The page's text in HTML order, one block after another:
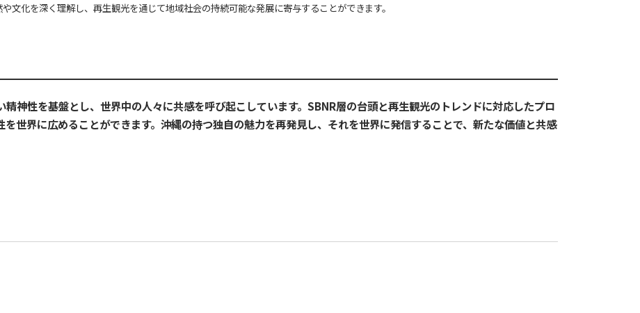
文化を深く理解し、再生観光を通じて地域社会の持続可能な発展に寄与することができます。
神性を基盤とし、世界中の人々に共感を呼び起こしています。SBNR層の台頭と再生観光のトレンドに対応したプロ
世界に広めることができます。沖縄の持つ独自の魅力を再発見し、それを世界に発信することで、新たな価値と共感